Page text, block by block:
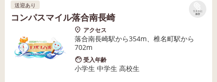
リストに
保存
送迎あり
コンパスマイル落合南長崎
アクセス
落合南長崎駅から354m、椎名町駅から
702m
受入年齢
小学生 中学生 高校生